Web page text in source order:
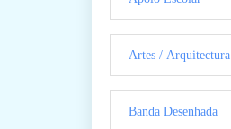
Artes / Arquitectura
Banda Desenhada